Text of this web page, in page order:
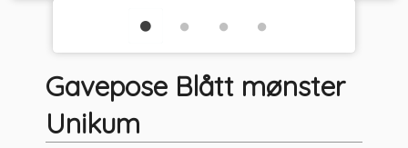
Gavepose Blått mønster
Unikum